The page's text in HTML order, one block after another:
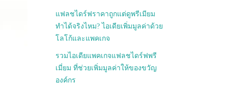
แฟลชไดร์ฟราคาถูกแต่ดูพรีเมียม
ทำได้จริงไหม? ไอเดียเพิ่มมูลค่าด้วย
โลโก้และแพคเกจ
รวมไอเดียแพคเกจแฟลชไดร์ฟพรี
เมี่ยม ที่ช่วยเพิ่มมูลค่าให้ของขวัญ
องค์กร